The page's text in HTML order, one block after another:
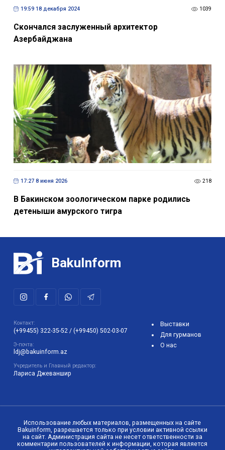
19:59 18 декабря 2024 1039
Скончался заслуженный архитектор
Азербайджана
17:27 8 июня 2026 218
В Бакинском зоологическом парке родились
детеныши амурского тигра
BakuInform
Контакт:
(+99455) 322-35-52 / (+99450) 502-03-07
Э-почта:
ldj@bakuinform.az
Учредитель и Главный редактор:
Лариса Джеваншир
Выставки
Для гурманов
О нас
Использование любых материалов, размещенных на сайте
Bakuinform, разрешается только при условии активной ссылки
на сайт. Администрация сайта не несет ответственности за
комментарии пользователей к информации, которая является